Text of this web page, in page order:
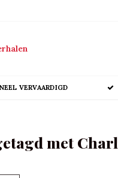
VERVAARDIGD
met